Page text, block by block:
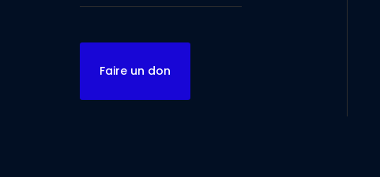
Faire un don